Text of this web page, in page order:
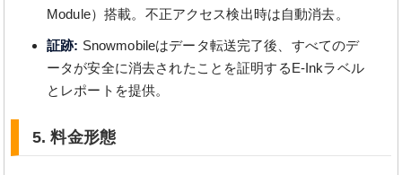
Module）搭載。不正アクセス検出時は自動消去。
証跡: Snowmobileはデータ転送完了後、すべてのデ
ータが安全に消去されたことを証明するE-Inkラベル
とレポートを提供。
5. 料金形態